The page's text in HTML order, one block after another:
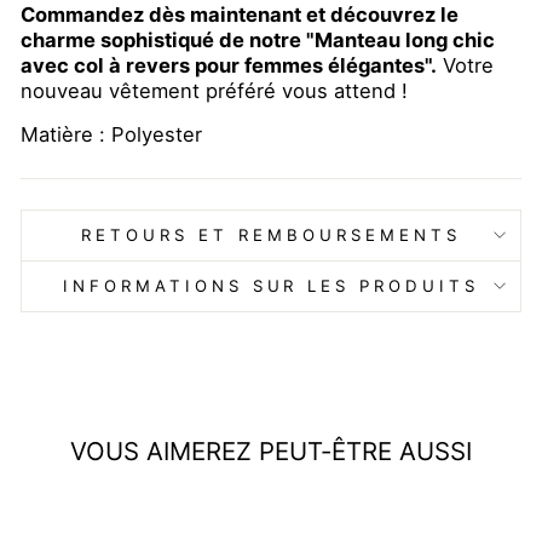
Commandez dès maintenant et découvrez le
charme sophistiqué de notre "Manteau long chic
avec col à revers pour femmes élégantes". Votre
nouveau vêtement préféré vous attend !
Matière : Polyester
RETOURS ET REMBOURSEMENTS
INFORMATIONS SUR LES PRODUITS
VOUS AIMEREZ PEUT-ÊTRE AUSSI